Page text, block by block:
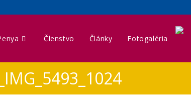
Členstvo Články Fotogaléria